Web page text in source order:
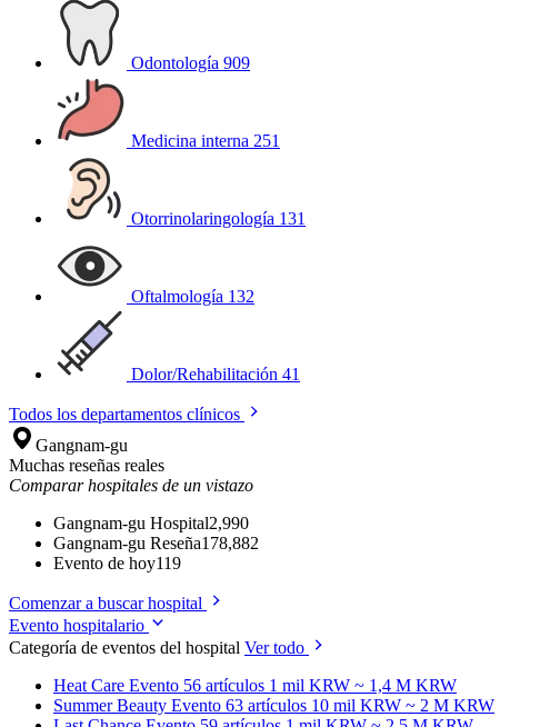
Odontología 909
Medicina interna 251
Otorrinolaringología 131
Oftalmología 132
Dolor/Rehabilitación 41
Todos los departamentos clínicos
Gangnam-gu
Muchas reseñas reales
Comparar hospitales de un vistazo
Gangnam-gu Hospital2,990
Gangnam-gu Reseña178,882
Evento de hoy119
Comenzar a buscar hospital
Evento hospitalario
Categoría de eventos del hospital Ver todo
Heat Care Evento 56 artículos 1 mil KRW ~ 1,4 M KRW
Summer Beauty Evento 63 artículos 10 mil KRW ~ 2 M KRW